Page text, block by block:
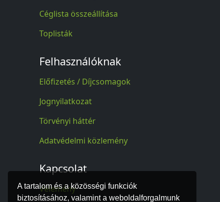
A tartalom és a közösségi funkciók
biztosításához, valamint a weboldalforgalmunk
Céglista összeállítása
Toplisták
Felhasználóknak
Előfizetés / Díjcsomagok
Jognyilatkozat
Törvényi háttér
Adatvédelmi közlemény
Kapcsolat
Vélemény